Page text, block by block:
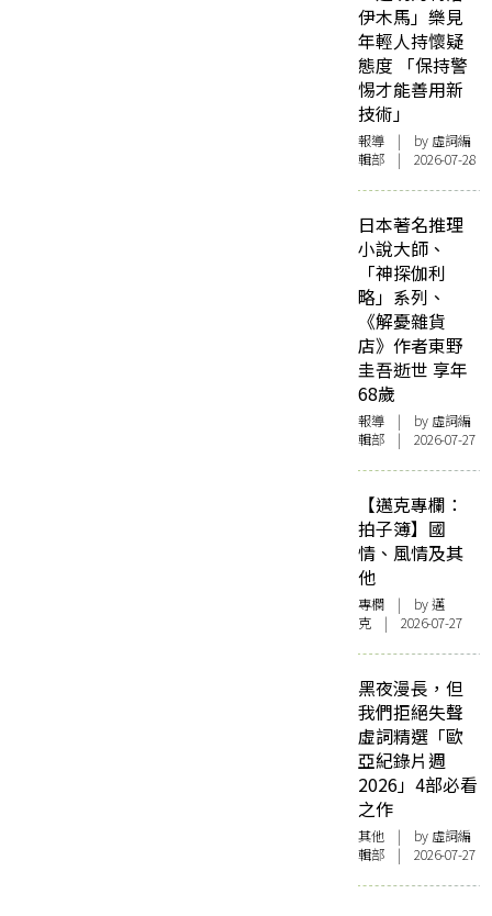
伊木馬」樂見
年輕人持懷疑
態度 「保持警
惕才能善用新
技術」
報導 | by 虛詞編
輯部 | 2026-07-28
日本著名推理
小說大師、
「神探伽利
略」系列、
《解憂雜貨
店》作者東野
圭吾逝世 享年
68歲
報導 | by 虛詞編
輯部 | 2026-07-27
【邁克專欄：
拍子簿】國
情、風情及其
他
專欄 | by邁
克 | 2026-07-27
黑夜漫長，但
我們拒絕失聲
虛詞精選「歐
亞紀錄片週
2026」4部必看
之作
其他 | by 虛詞編
輯部 | 2026-07-27